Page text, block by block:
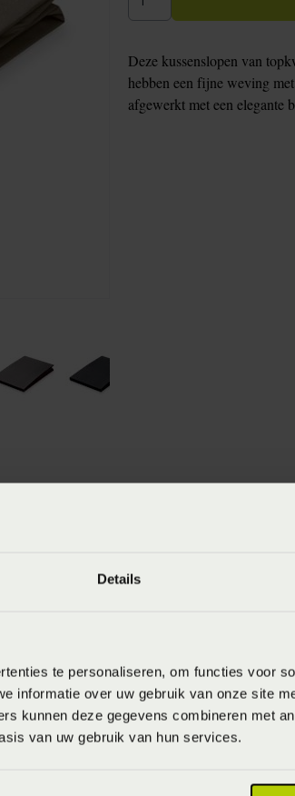
Details
te personaliseren, om functies voor
informatie over uw gebruik van onze site
kunnen deze gegevens combineren met
van uw gebruik van hun services.
Deze kussenslopen van
hebben een fijne weving
afgewerkt met een elegante
Wil je het product in de winkel